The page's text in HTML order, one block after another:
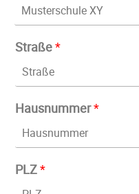
Straße*
Hausnummer*
PLZ*